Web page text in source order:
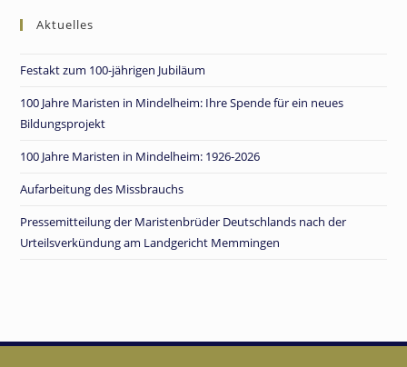
Aktuelles
Festakt zum 100-jährigen Jubiläum
100 Jahre Maristen in Mindelheim: Ihre Spende für ein neues
Bildungsprojekt
100 Jahre Maristen in Mindelheim: 1926-2026
Aufarbeitung des Missbrauchs
Pressemitteilung der Maristenbrüder Deutschlands nach der
Urteilsverkündung am Landgericht Memmingen